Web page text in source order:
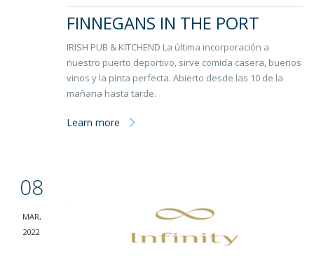
FINNEGANS IN THE PORT
IRISH PUB & KITCHEND La última incorporación a
nuestro puerto deportivo, sirve comida casera, buenos
vinos y la pinta perfecta. Abierto desde las 10 de la
mañana hasta tarde.
Learn more
08
MAR,
2022